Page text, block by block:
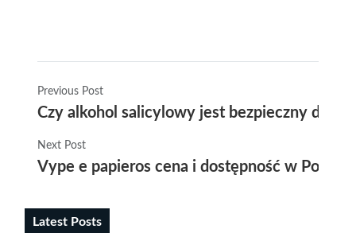
Previous Post
Czy alkohol salicylowy jest bezpieczny dla
Next Post
Vype e papieros cena i dostępność w
Latest Posts